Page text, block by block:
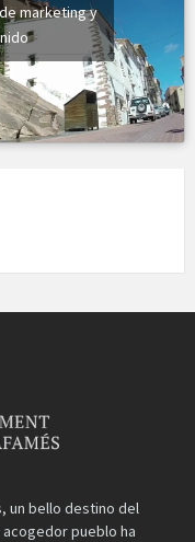
marketing y
un bello destino del
pueblo ha